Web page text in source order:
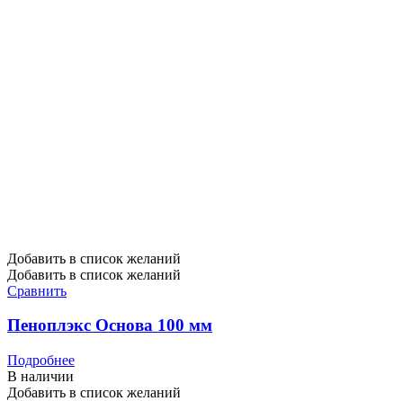
Добавить в список желаний
Добавить в список желаний
Сравнить
Пеноплэкс Основа 100 мм
Подробнее
В наличии
Добавить в список желаний